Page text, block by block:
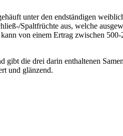
unter den endständigen
Spaltfrüchte aus, welche
von einem Ertrag zwischen
die drei darin enthaltenen
und glänzend.